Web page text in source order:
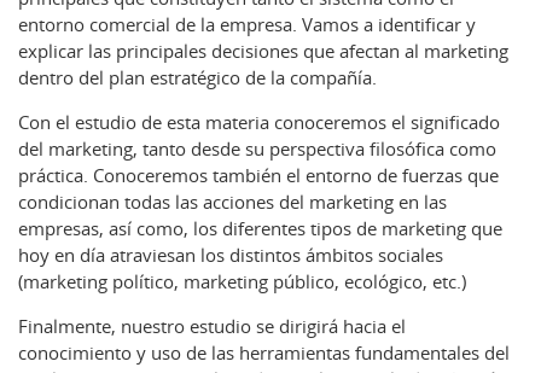
entorno comercial de la empresa. Vamos a identificar y
explicar las principales decisiones que afectan al marketing
dentro del plan estratégico de la compañía.
Con el estudio de esta materia conoceremos el significado
del marketing, tanto desde su perspectiva filosófica como
práctica. Conoceremos también el entorno de fuerzas que
condicionan todas las acciones del marketing en las
empresas, así como, los diferentes tipos de marketing que
hoy en día atraviesan los distintos ámbitos sociales
(marketing político, marketing público, ecológico, etc.)
Finalmente, nuestro estudio se dirigirá hacia el
conocimiento y uso de las herramientas fundamentales del